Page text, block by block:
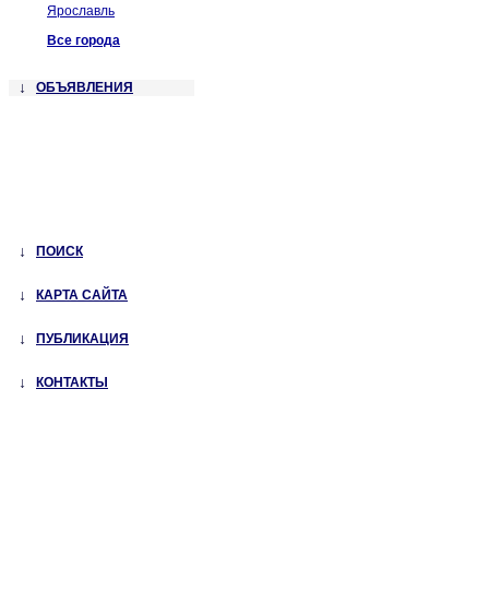
Ярославль
Все города
↓ ОБЪЯВЛЕНИЯ
↓ ПОИСК
↓ КАРТА САЙТА
↓ ПУБЛИКАЦИЯ
↓ КОНТАКТЫ